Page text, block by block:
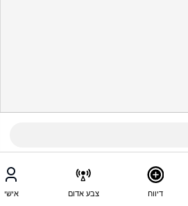
דיווח צבע אדום אישי